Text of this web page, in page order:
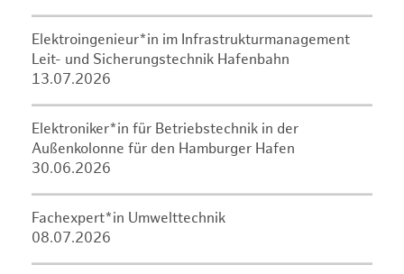
Elektroingenieur*in im Infrastrukturmanagement
Leit- und Sicherungstechnik Hafenbahn
13.07.2026
Elektroniker*in für Betriebstechnik in der
Außenkolonne für den Hamburger Hafen
30.06.2026
Fachexpert*in Umwelttechnik
08.07.2026